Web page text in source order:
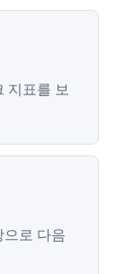
지표를 보
으로 다음